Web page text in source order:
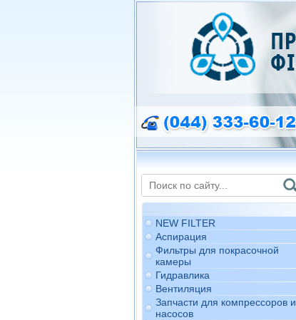
NEW FILTER
Аспирация
Фильтры для покрасочной
камеры
Гидравлика
Вентиляция
Запчасти для компрессоров и
насосов